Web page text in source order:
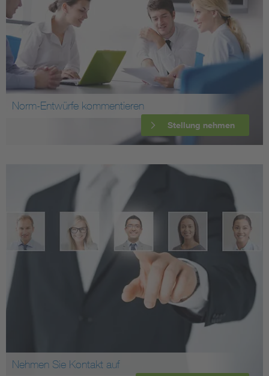
Norm-Entwürfe kommentieren
Stellung nehmen
Nehmen Sie Kontakt auf